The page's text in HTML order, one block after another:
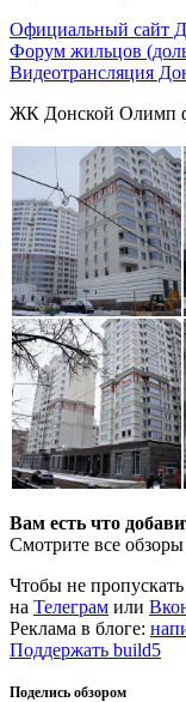
Официальный сайт
Форум жильцов
Видеотрансляция
ЖК Донской Олимп
Вам есть что
Смотрите все обзоры
Чтобы не
на Телеграм или
Реклама в блоге:
Поддержать build5
Поделись обзором